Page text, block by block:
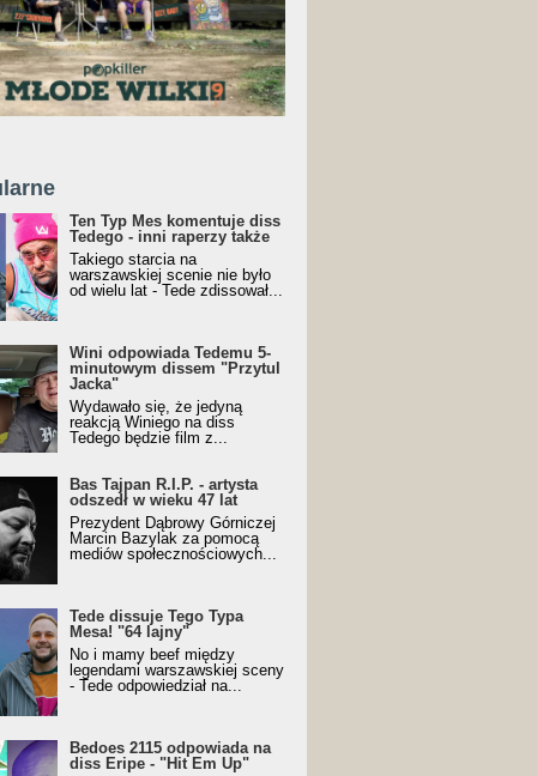
Ten Typ Mes komentuje diss
Tedego - inni raperzy także
Takiego starcia na
warszawskiej scenie nie było
od wielu lat - Tede zdissował...
Wini odpowiada Tedemu 5-
minutowym dissem "Przytul
Jacka"
Wydawało się, że jedyną
reakcją Winiego na diss
Tedego będzie film z...
Bas Tajpan R.I.P. - artysta
odszedł w wieku 47 lat
Prezydent Dąbrowy Górniczej
Marcin Bazylak za pomocą
mediów społecznościowych...
Tede dissuje Tego Typa
Mesa! "64 lajny"
No i mamy beef między
legendami warszawskiej sceny
- Tede odpowiedział na...
Bedoes 2115 odpowiada na
diss Eripe - "Hit Em Up"